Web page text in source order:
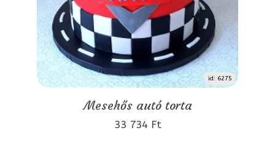
id: 6275
Mesehős autó torta
33 734 Ft